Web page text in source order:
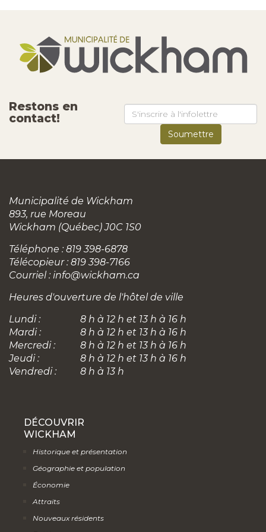
Restons en
contact!
Municipalité de Wickham
893, rue Moreau
Wickham (Québec) J0C 1S0
Téléphone : 819 398-6878
Télécopieur : 819 398-7166
Courriel : info@wickham.ca
Heures d'ouverture de l'hôtel de ville
Lundi :
8 h à 12 h et 13 h à 16 h
Mardi :
8 h à 12 h et 13 h à 16 h
Mercredi :
8 h à 12 h et 13 h à 16 h
Jeudi :
8 h à 12 h et 13 h à 16 h
Vendredi :
8 h à 13 h
DÉCOUVRIR
WICKHAM
Historique et présentation
Géographie et population
Économie
Attraits
Nouveaux résidents